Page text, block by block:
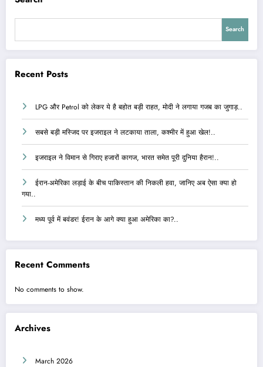
Search
Recent Posts
LPG और Petrol को लेकर ये है बहोत बड़ी राहत, मोदी ने लगाया गजब का जुगाड़..
सबसे बड़ी मस्जिद पर इजराइल ने लटकाया ताला, कश्मीर में हुआ खेल!..
इजराइल ने विमान से गिराए हजारों कागज, भारत समेत पूरी दुनिया हैरान!..
ईरान-अमेरिका लड़ाई के बीच पाकिस्तान की निकली हवा, जानिए अब ऐसा क्या हो
गया..
मध्य पूर्व में बवंडर! ईरान के आगे क्या हुआ अमेरिका का?..
Recent Comments
No comments to show.
Archives
March 2026